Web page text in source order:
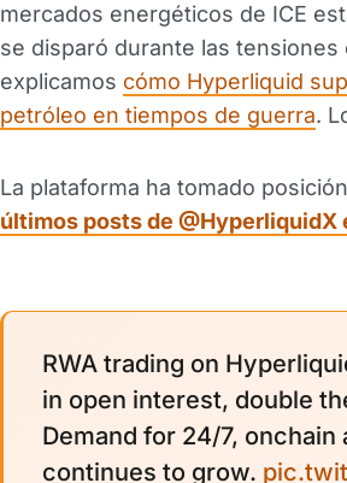
mercados energéticos de ICE
se disparó durante las
explicamos cómo Hyperliquid
petróleo en tiempos de guerra.
La plataforma ha tomado
últimos posts de @HyperliquidX
RWA trading on
in open interest, double
Demand for 24/7,
continues to grow.